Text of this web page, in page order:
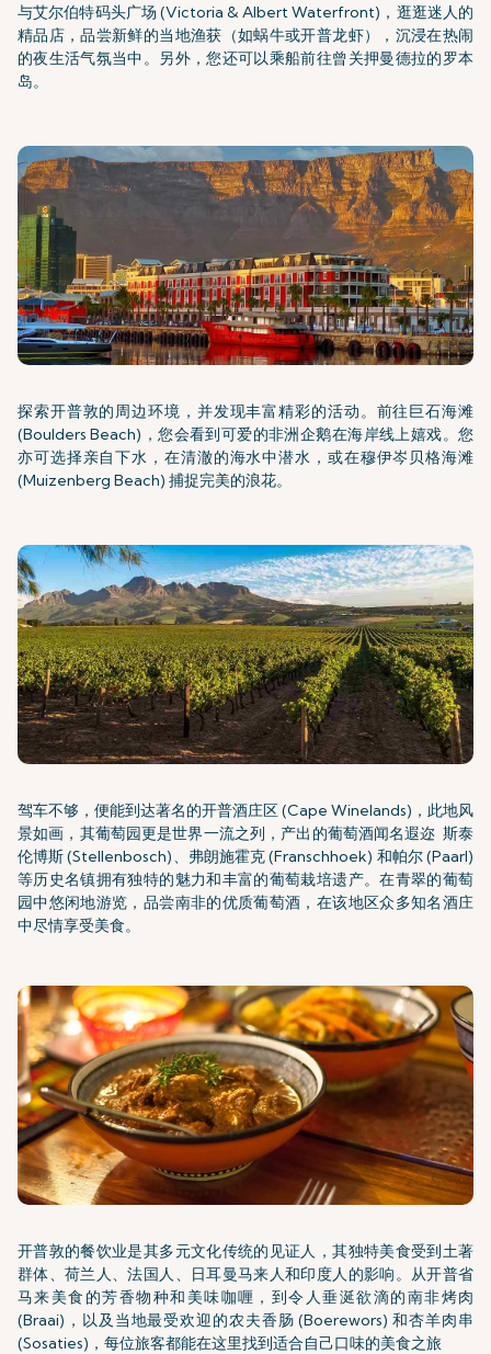
与艾尔伯特码头广场 (Victoria & Albert Waterfront)，逛逛迷人的
精品店，品尝新鲜的当地渔获（如蜗牛或开普龙虾），沉浸在热闹
的夜生活气氛当中。另外，您还可以乘船前往曾关押曼德拉的罗本
岛。
探索开普敦的周边环境，并发现丰富精彩的活动。前往巨石海滩
(Boulders Beach)，您会看到可爱的非洲企鹅在海岸线上嬉戏。您
亦可选择亲自下水，在清澈的海水中潜水，或在穆伊岑贝格海滩
(Muizenberg Beach) 捕捉完美的浪花。
驾车不够，便能到达著名的开普酒庄区 (Cape Winelands)，此地风
景如画，其葡萄园更是世界一流之列，产出的葡萄酒闻名遐迩 斯泰
伦博斯 (Stellenbosch)、弗朗施霍克 (Franschhoek) 和帕尔 (Paarl)
等历史名镇拥有独特的魅力和丰富的葡萄栽培遗产。在青翠的葡萄
园中悠闲地游览，品尝南非的优质葡萄酒，在该地区众多知名酒庄
中尽情享受美食。
开普敦的餐饮业是其多元文化传统的见证人，其独特美食受到土著
群体、荷兰人、法国人、日耳曼马来人和印度人的影响。从开普省
马来美食的芳香物种和美味咖喱，到令人垂涎欲滴的南非烤肉
(Braai)，以及当地最受欢迎的农夫香肠 (Boerewors) 和杏羊肉串
(Sosaties)，每位旅客都能在这里找到适合自己口味的美食之旅